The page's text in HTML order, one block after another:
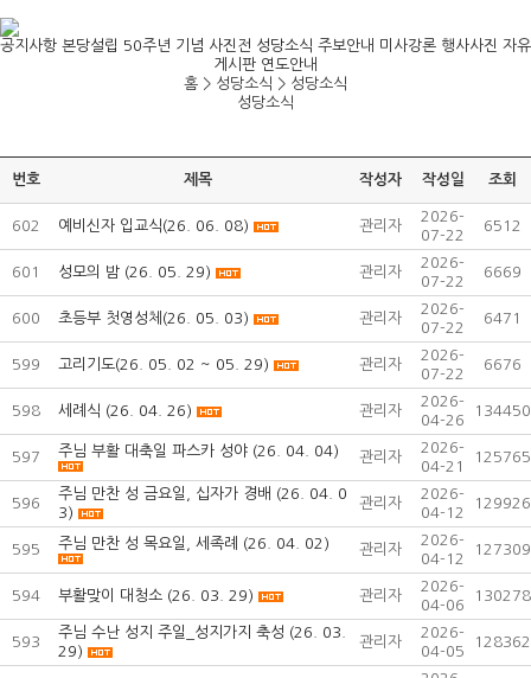
공지사항 본당설립 50주년 기념 사진전 성당소식 주보안내 미사강론 행사사진 자유
게시판 연도안내
홈 > 성당소식 > 성당소식
성당소식
번호 제목 작성자 작성일 조회
602 예비신자 입교식(26. 06. 08) 관리자
2026-
07-22
6512
601 성모의 밤 (26. 05. 29) 관리자
2026-
07-22
6669
600 초등부 첫영성체(26. 05. 03) 관리자
2026-
07-22
6471
599 고리기도(26. 05. 02 ~ 05. 29) 관리자
2026-
07-22
6676
598 세례식 (26. 04. 26) 관리자
2026-
04-26
134450
597 주님 부활 대축일 파스카 성야 (26. 04. 04) 관리자
2026-
04-21
125765
596
주님 만찬 성 금요일, 십자가 경배 (26. 04. 0
3)
관리자
2026-
04-12
129926
595 주님 만찬 성 목요일, 세족례 (26. 04. 02) 관리자
2026-
04-12
127309
594 부활맞이 대청소 (26. 03. 29) 관리자
2026-
04-06
130278
593
주님 수난 성지 주일_성지가지 축성 (26. 03.
29)
관리자
2026-
04-05
128362